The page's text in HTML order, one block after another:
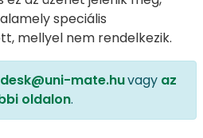
speciális
mellyel nem rendelkezik.
mate.huvagy az
oldalon.